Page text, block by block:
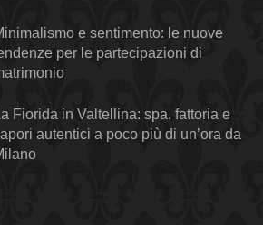
e sentimento: le nuove
per le partecipazioni di
Fiorida in Valtellina: spa, fattoria e
autentici a poco più di un’ora da